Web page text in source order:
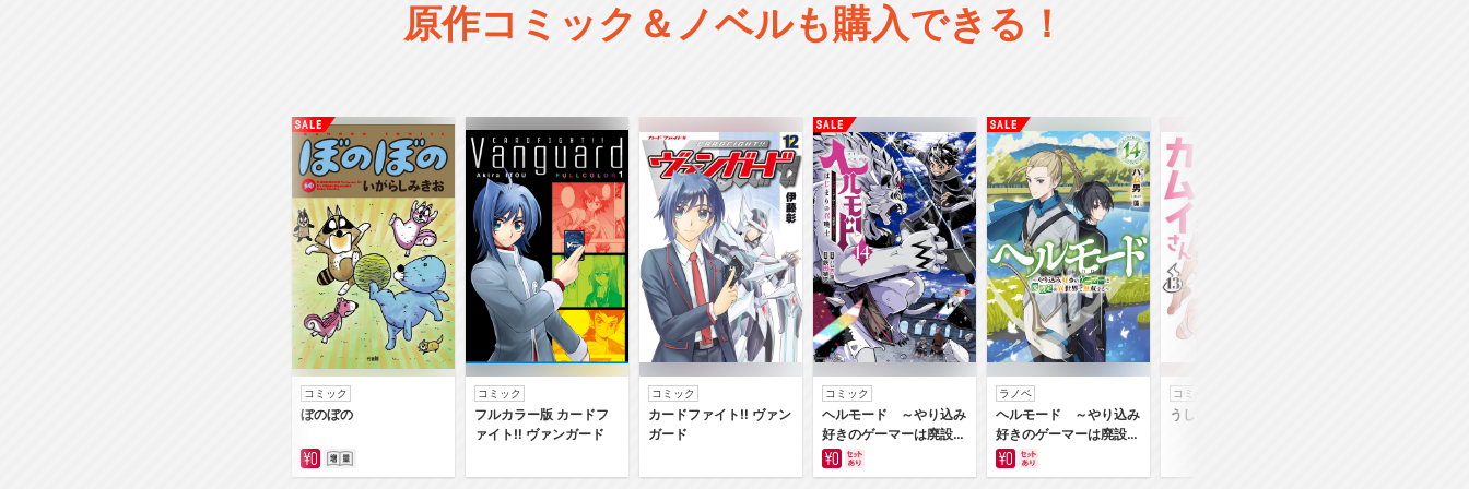
原作コミック＆ノベルも購入できる！
コミック
ぼのぼの
コミック
フルカラー版 カードフ
ァイト‼ ヴァンガード
コミック
カードファイト‼ ヴァン
ガード
コミック
ヘルモード ～やり込み
好きのゲーマーは廃設定
の異世界で無双する～は
じまりの召喚士
ラノベ
ヘルモード ～やり込み
好きのゲーマーは廃設定
の異世界で無双する～
コミック
うしろの正面カムイさん